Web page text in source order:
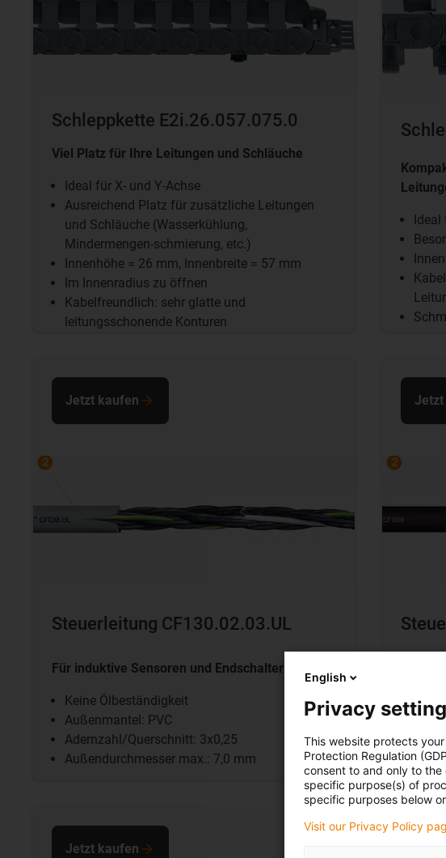
Schleppkette E2i.26.057.075.0
Viel Platz für Ihre Leitungen und Schläuche
Ideal für X- und Y-Achse
Ausreichend Platz für zusätzliche Leitungen
und Schläuche (Wasserkühlung,
Mindermengen-schmierung, etc.)
Innenhöhe = 26 mm, Innenbreite = 57 mm
Im Innenradius zu öffnen
Kabelfreundlich: sehr glatte und
leitungsschonende Konturen
Steuerleitung CF130.02.03.UL
Für induktive Sensoren und Endschalter
Keine Ölbeständigkeit
Außenmantel: PVC
Adernzahl/Querschnitt: 3x0,25
Außendurchmesser max.: 7,0 mm
Jetzt kaufen
Jetzt kaufen
English
Privacy
This website protects
Protection Regulation
consent to and only to
specific purpose(s) of
specific purposes below
Visit our Privacy Policy